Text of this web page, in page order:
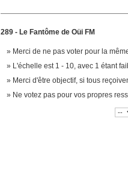
289 - Le Fantôme de Oüi FM
Merci de ne pas voter pour la
L'échelle est 1 - 10, avec 1 étant
Merci d'être objectif, si tous
Ne votez pas pour vos propres